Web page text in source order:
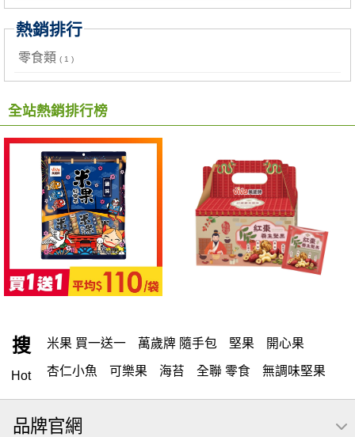
熱銷排行
零食類 ( 1 )
全站熱銷排行榜
搜
Hot
米果 買一送一 萬歲牌 隨手包 堅果 開心果
杏仁小魚 可樂果 海苔 全聯 零食 無調味堅果
無調味 全聯 禮盒 全聯 素食 堅穀力 綜合纖果
米果 薯條
品牌官網